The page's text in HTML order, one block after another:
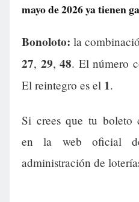
mayo de 2026 ya tienen
Bonoloto: la
27, 29, 48. El número
El reintegro es el 1.
Si crees que tu boleto
en la web oficial
administración de